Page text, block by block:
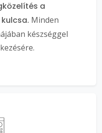
a
Minden
készséggel